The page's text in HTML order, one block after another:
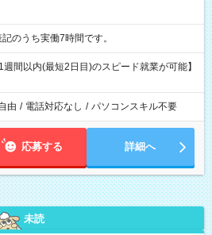
18:00 ※表記のうち実働7時間です。
間以内(最短2日目)のスピード就業が可能】
由 / 電話対応なし / パソコンスキル不要
応募する 詳細へ
未読